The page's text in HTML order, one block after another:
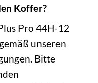
Koffer?
Pro 44H-12
unseren
Bitte